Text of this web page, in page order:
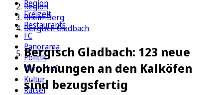
Region
Freizeit
Restaurants
FC
Panorama
Politik
Wirtschaft
Kultur
Rätsel
Region
Rhein-Berg
Bergisch Gladbach
Bergisch Gladbach: 123 neue
Wohnungen an den Kalköfen
sind bezugsfertig